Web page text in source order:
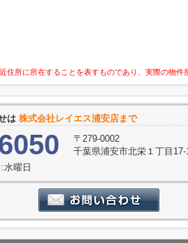
所に所在することを表すものであり、実際の物件
は 株式会社レイエス浦安店まで
〒279-0002
千葉県浦安市北栄１丁目
水曜日